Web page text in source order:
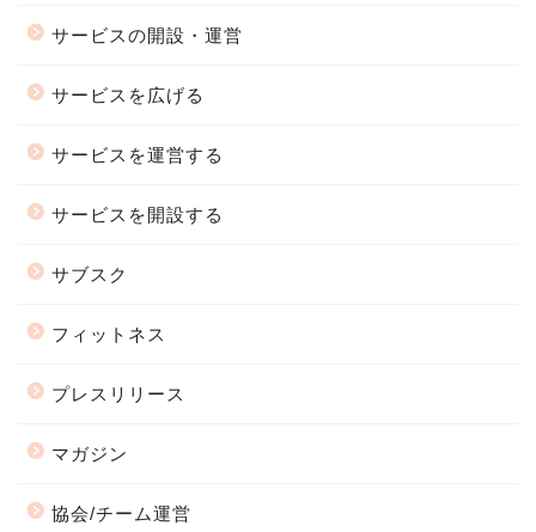
サービスの開設・運営
サービスを広げる
サービスを運営する
サービスを開設する
サブスク
フィットネス
プレスリリース
マガジン
協会/チーム運営